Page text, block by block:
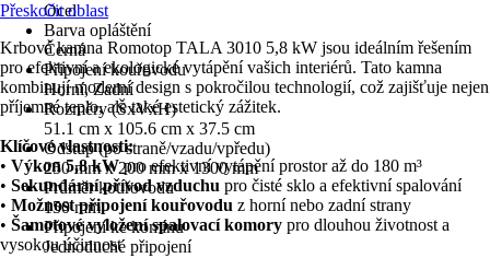
Ocel
Barva opláštění
Černá
Připojení kouřovodu
Horní, Zadní
Rozměry (ŠxVxH)
51.1 cm x 105.6 cm x 37.5 cm
Odstup (po straně/vzadu/vpředu)
250 mm x 200 mm x 1300 mm
Průměr kouřovodu
150 mm
Připojení ke komínu
Jednoduché připojení
Přeskočit oblast
Krbová kamna Romotop TALA 3010 5,8 kW jsou ideálním řešením
pro efektivní a ekologické vytápění vašich interiérů. Tato kamna
kombinují moderní design s pokročilou technologií, což zajišťuje nejen
příjemné teplo, ale také estetický zážitek.
Klíčové vlastnosti:
• Výkon 5,8 kWpro efektivní vytápění prostor až do 180 m³
• Sekundární přívod vzduchu pro čisté sklo a efektivní spalování
• Možnost připojení kouřovodu z horní nebo zadní strany
• Šamotové vyložení spalovací komory pro dlouhou životnost a
vysokou účinnost